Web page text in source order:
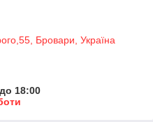
Бровари, Україна
18:00